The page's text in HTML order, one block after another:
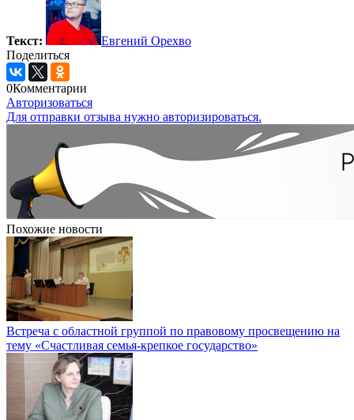
Текст:
Евгений Орехво
Поделиться
0Комментарии
Авторизоваться
Для отправки отзыва нужно авторизироваться.
Похожие новости
Встреча с областной группой по правовому просвещению на
тему «Счастливая семья-крепкое государство»